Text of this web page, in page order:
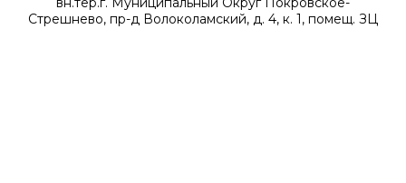
Стрешнево, пр-д Волоколамский, д. 4, к. 1, помещ. ЗЦ